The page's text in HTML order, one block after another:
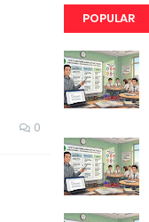
0
POPULAR